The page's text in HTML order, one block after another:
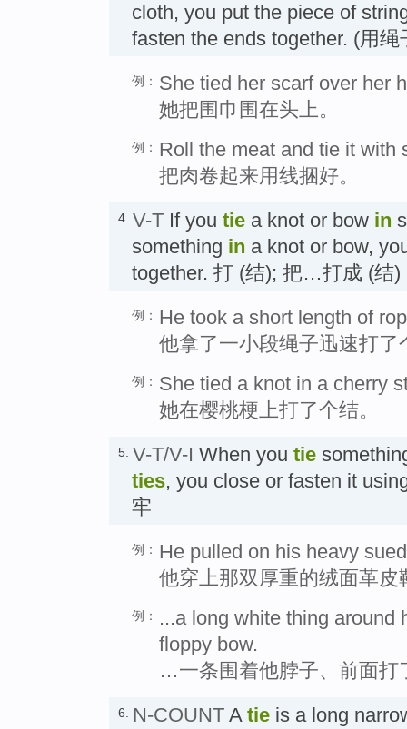
cloth, you put the piece of
fasten the ends together. (用
例： She tied her scarf over her
她把围巾围在头上。
例： Roll the meat and tie it with
把肉卷起来用线捆好。
4. V-T If you tie a knot or bow in
something in a knot or bow,
together. 打 (结); 把…打成 (结)
例： He took a short length of
他拿了一小段绳子迅速打了
例： She tied a knot in a cherry
她在樱桃梗上打了个结。
5. V-T/V-I When you tie
ties, you close or fasten it
牢
例： He pulled on his heavy
他穿上那双厚重的绒面革皮
例：
...a long white thing around
floppy bow.
…一条围着他脖子、前面打
6. N-COUNT A tie is a long